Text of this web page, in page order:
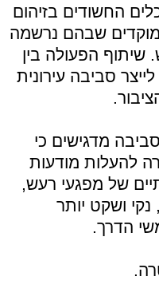
החשודים בזיהום
במוקדים שבהם נרשמה
שיתוף הפעולה בין
סביבה עירונית
מדגישים כי
להעלות מודעות
של מפגעי רעש,
ושקט יותר
הדרך.